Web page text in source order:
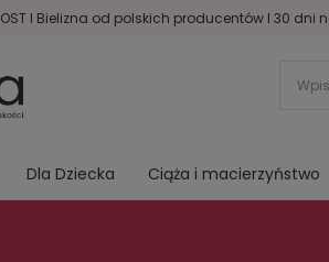
I Bielizna od polskich producentów I 30 dni
Dla Dziecka Ciąża i macierzyństwo